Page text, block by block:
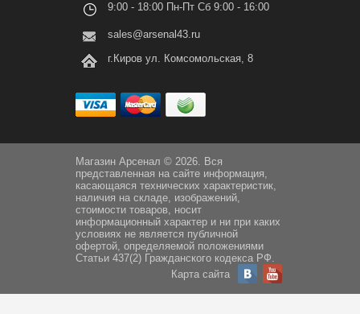
9:00 - 18:00 Пн-Пт Сб 9:00 - 16:00
sales@arsenal43.ru
г.Киров ул. Комсомольская, 8
Магазин Арсенал © 2026. Вся
представленная на сайте информация,
касающаяся технических характеристик,
наличия на складе, изображений,
стоимости товаров, носит
информационный характер и ни при каких
условиях не является публичной
офертой, определяемой положениями
Статьи 437(2) Гражданского кодекса РФ.
Карта сайта